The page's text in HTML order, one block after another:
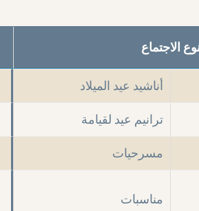
الاجتماع
أناشيد عيد الميلاد
ترانيم عيد لقيامة
مسرحيات
مناسبات